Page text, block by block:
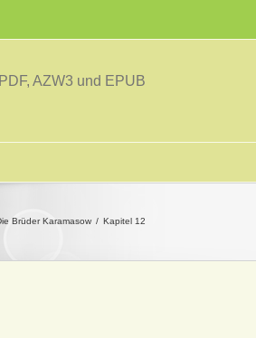
AZW3 und EPUB
Brüder Karamasow Kapitel 12